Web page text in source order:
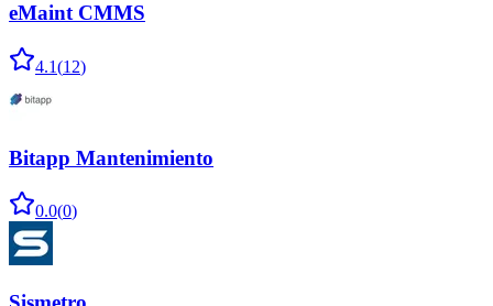
eMaint CMMS
4.1(12)
Bitapp Mantenimiento
0.0(0)